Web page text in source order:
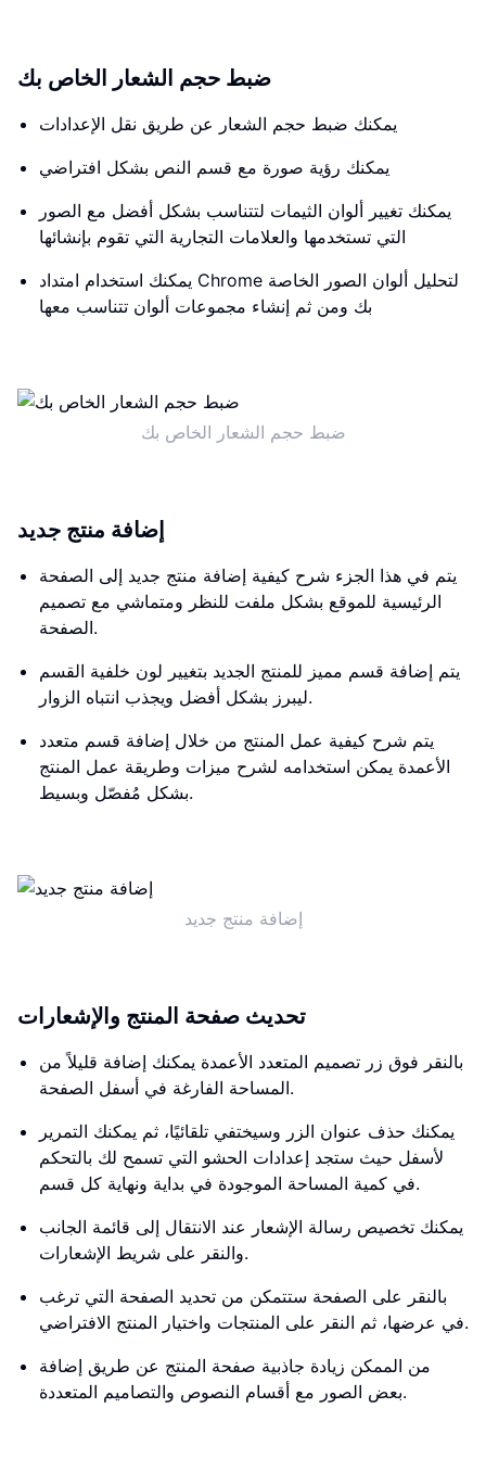
ضبط حجم الشعار الخاص بك
يمكنك ضبط حجم الشعار عن طريق نقل الإعدادات
يمكنك رؤية صورة مع قسم النص بشكل افتراضي
يمكنك تغيير ألوان الثيمات لتتناسب بشكل أفضل مع الصور
التي تستخدمها والعلامات التجارية التي تقوم بإنشائها
يمكنك استخدام امتداد Chrome لتحليل ألوان الصور الخاصة
بك ومن ثم إنشاء مجموعات ألوان تتناسب معها
ضبط حجم الشعار الخاص بك
إضافة منتج جديد
يتم في هذا الجزء شرح كيفية إضافة منتج جديد إلى الصفحة
الرئيسية للموقع بشكل ملفت للنظر ومتماشي مع تصميم
الصفحة.
يتم إضافة قسم مميز للمنتج الجديد بتغيير لون خلفية القسم
ليبرز بشكل أفضل ويجذب انتباه الزوار.
يتم شرح كيفية عمل المنتج من خلال إضافة قسم متعدد
الأعمدة يمكن استخدامه لشرح ميزات وطريقة عمل المنتج
بشكل مُفصّل وبسيط.
إضافة منتج جديد
تحديث صفحة المنتج والإشعارات
بالنقر فوق زر تصميم المتعدد الأعمدة يمكنك إضافة قليلاً من
المساحة الفارغة في أسفل الصفحة.
يمكنك حذف عنوان الزر وسيختفي تلقائيًا، ثم يمكنك التمرير
لأسفل حيث ستجد إعدادات الحشو التي تسمح لك بالتحكم
في كمية المساحة الموجودة في بداية ونهاية كل قسم.
يمكنك تخصيص رسالة الإشعار عند الانتقال إلى قائمة الجانب
والنقر على شريط الإشعارات.
بالنقر على الصفحة ستتمكن من تحديد الصفحة التي ترغب
في عرضها، ثم النقر على المنتجات واختيار المنتج الافتراضي.
من الممكن زيادة جاذبية صفحة المنتج عن طريق إضافة
بعض الصور مع أقسام النصوص والتصاميم المتعددة.